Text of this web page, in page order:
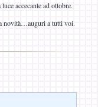
accecante ad ottobre.
novità…auguri a tutti voi.